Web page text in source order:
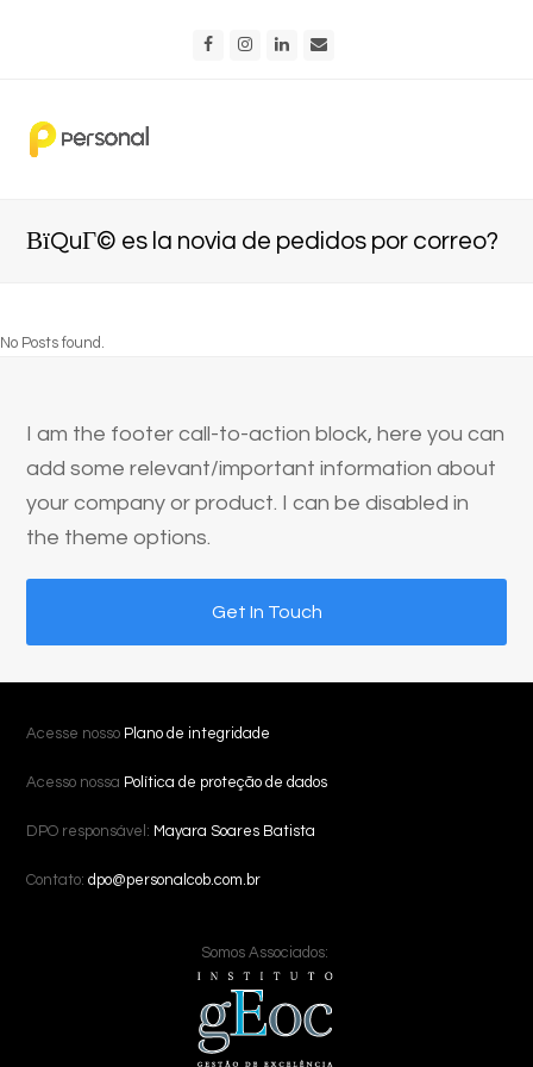
FacebookInstagram
LinkedIn
ВїQuГ© es la novia de pedidos por correo?
No Posts found.
I am the footer call-to-action block, here you can
add some relevant/important information about
your company or product. I can be disabled in
the theme options.
Get In Touch
Acesse nosso Plano de integridade
Acesso nossa Política de proteção de dados
DPO responsável: Mayara Soares Batista
Contato:dpo@personalcob.com.br
Somos Associados: